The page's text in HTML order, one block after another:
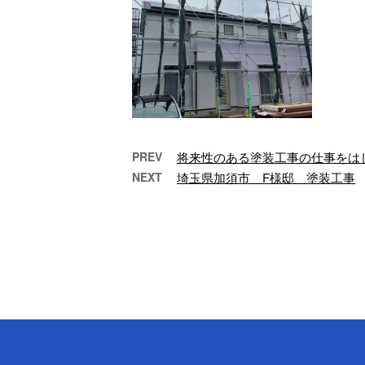
PREV 将来性のある塗装工事の仕事をは
NEXT 埼玉県加須市 F様邸 塗装工事